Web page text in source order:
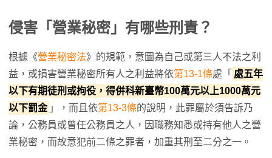
侵害「營業秘密」有哪些刑責？
根據《營業秘密法》的規範，意圖為自己或第三人不法之利
益，或損害營業秘密所有人之利益將依第13-1條處「 處五年
以下有期徒刑或拘役，得併科新臺幣100萬元以上1000萬元
以下罰金 」，而且依第13-3條的說明，此罪屬於須告訴乃
論，公務員或曾任公務員之人，因職務知悉或持有他人之營
業秘密，而故意犯前二條之罪者，加重其刑至二分之一。